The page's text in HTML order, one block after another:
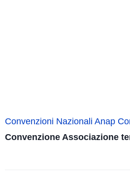
Convenzioni Nazionali Anap
Convenzione Associazione